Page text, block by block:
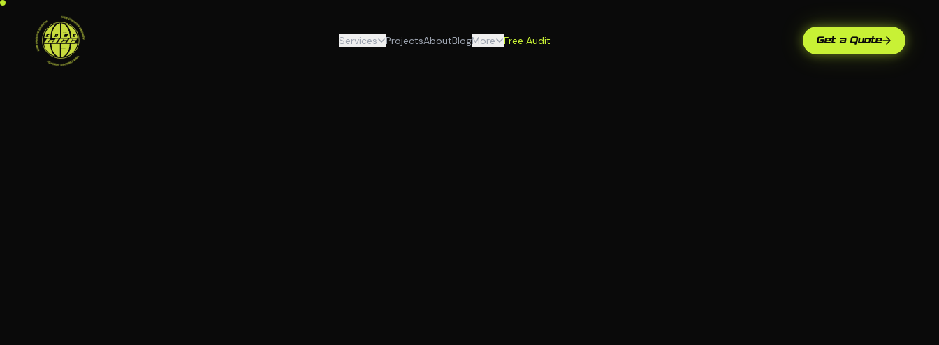
Services ProjectsAboutBlogMore Free Audit Get a Quote